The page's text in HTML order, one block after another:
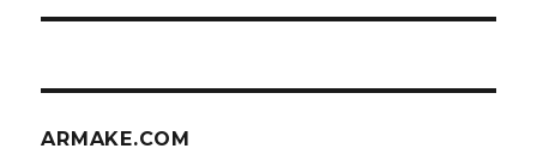
篇
章:
ARMAKE.COM